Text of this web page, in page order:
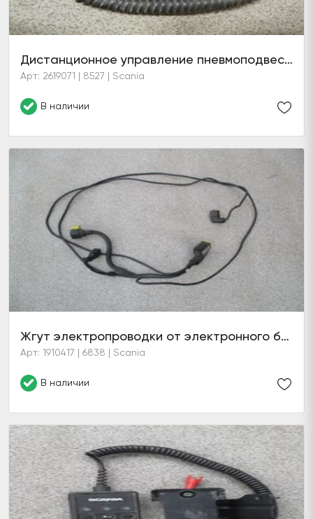
Дистанционное управление пневмоподвеской (9 кнопок)
Арт: 2619071 | 8527 | Scania
В наличии
Жгут электропроводки от электронного блока ELC на электромагнитный клапан V54 и датчики T70 и T73
Арт: 1910417 | 6838 | Scania
В наличии